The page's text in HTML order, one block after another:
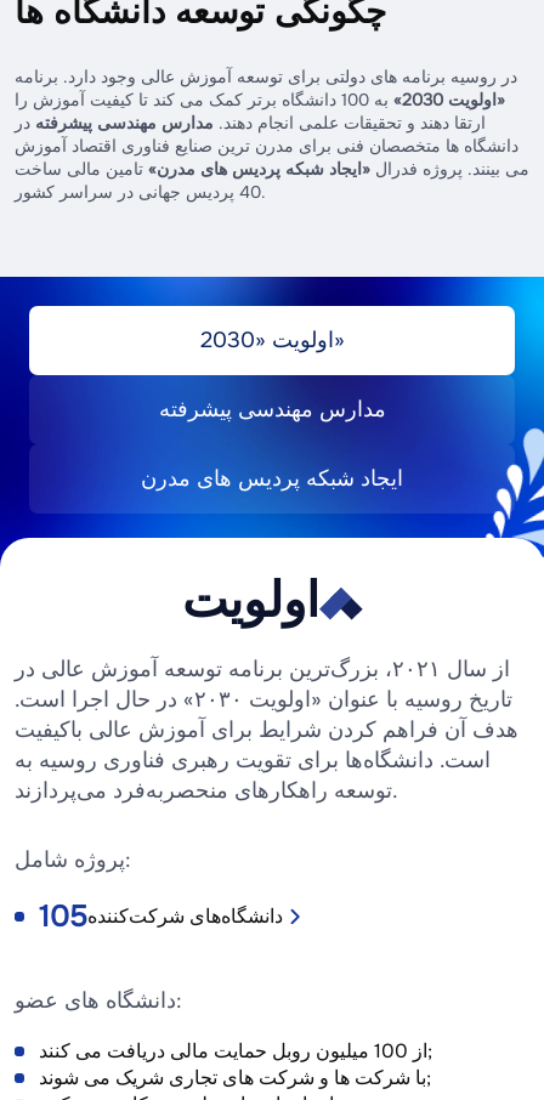
پسادانشگاهی است. در کلینیک‌ها و مراکز پزشکی
پذیرش فقط پس از دوره تخصص در زمینه مربوط
امکان‌پذیر است.
مدت تحصیل:
آموزش عالی خلاقانه و تربیتی در حوزه هنر، برای
آموزشی.
ویژگی‌ها:برنامه‌ای منحصربه‌فرد برای موسیقی‌دانان،
کارگردانان، هنرمندان و طراحان رقص. شامل کار
فردی فشرده روی مهارت اجرا و ایجاد پروژه‌های
مدت تحصیل:۲ سال.
چگونگی توسعه دانشگاه ها
در روسیه برنامه های دولتی برای توسعه آموزش عالی وجود دارد. برنامه
«اولویت 2030»
به 100 دانشگاه برتر کمک می کند تا کیفیت آموزش را
ارتقا دهند و تحقیقات علمی انجام دهند. مدارس مهندسی پیشرفته در
دانشگاه ها متخصصان فنی برای مدرن ترین صنایع فناوری اقتصاد آموزش
می بینند. پروژه فدرال «ایجاد شبکه پردیس های مدرن» تامین مالی ساخت
40 پردیس جهانی در سراسر کشور.
اولویت «2030»
مدارس مهندسی پیشرفته
ایجاد شبکه پردیس های مدرن
ل
و
ی
ت
2
0
0
اولویت
از سال ۲۰۲۱، بزرگ‌ترین برنامه توسعه آموزش عالی در
تاریخ روسیه با عنوان «اولویت ۲۰۳۰» در حال اجرا است.
هدف آن فراهم کردن شرایط برای آموزش عالی باکیفیت
است. دانشگاه‌ها برای تقویت رهبری فناوری روسیه به
توسعه راهکارهای منحصربه‌فرد می‌پردازند.
پروژه شامل:
106دانشگاه‌های شرکت‌کننده
دانشگاه های عضو:
از 100 میلیون روبل حمایت مالی دریافت می کنند;
با شرکت ها و شرکت های تجاری شریک می شوند;